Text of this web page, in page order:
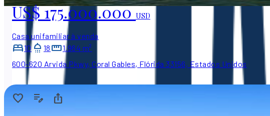
US$ 175.000.000USD
Casa unifamiliar à venda
10
18
1.964 m²
600-620 Arvida Pkwy, Coral Gables, Flórida 33156, Estados Unidos